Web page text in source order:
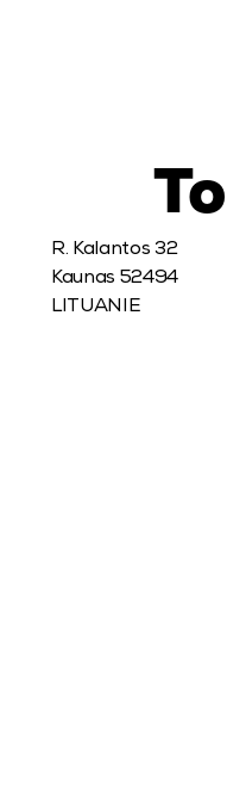
R. Kalantos 32
Kaunas 52494
LITUANIE